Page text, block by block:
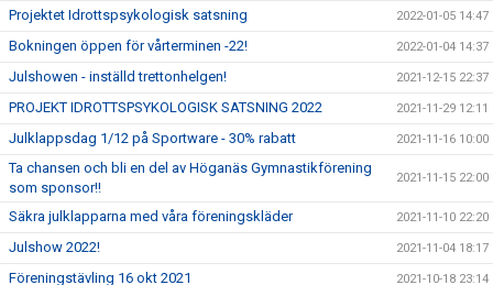
Projektet Idrottspsykologisk satsning 2022-01-05 14:47
Bokningen öppen för vårterminen -22! 2022-01-04 14:37
Julshowen - inställd trettonhelgen! 2021-12-15 22:37
PROJEKT IDROTTSPSYKOLOGISK SATSNING 2022 2021-11-29 12:11
Julklappsdag 1/12 på Sportware - 30% rabatt 2021-11-16 10:00
Ta chansen och bli en del av Höganäs Gymnastikförening
som sponsor!!
2021-11-15 22:00
Säkra julklapparna med våra föreningskläder 2021-11-10 22:20
Julshow 2022! 2021-11-04 18:17
Föreningstävling 16 okt 2021 2021-10-18 23:14